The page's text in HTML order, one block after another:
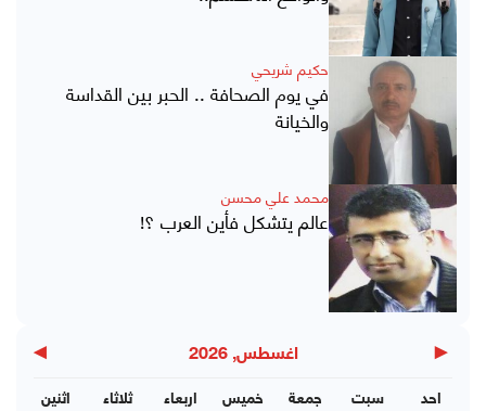
حكيم شريحي
في يوم الصحافة .. الحبر بين القداسة
والخيانة
محمد علي محسن
عالم يتشكل فأين العرب ؟!
◀ اغسطس, 2026 ▶
اثنين ثلاثاء اربعاء خميس جمعة سبت احد